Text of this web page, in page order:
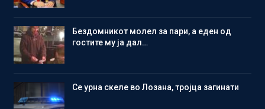
Бездомникот молел за пари, а еден од
гостите му ја дал…
Се урна скеле во Лозана, тројца загинати